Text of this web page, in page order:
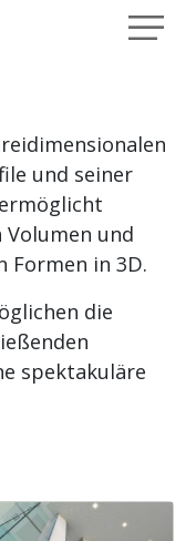
und seiner
und
Formen in 3D.
die
spektakuläre